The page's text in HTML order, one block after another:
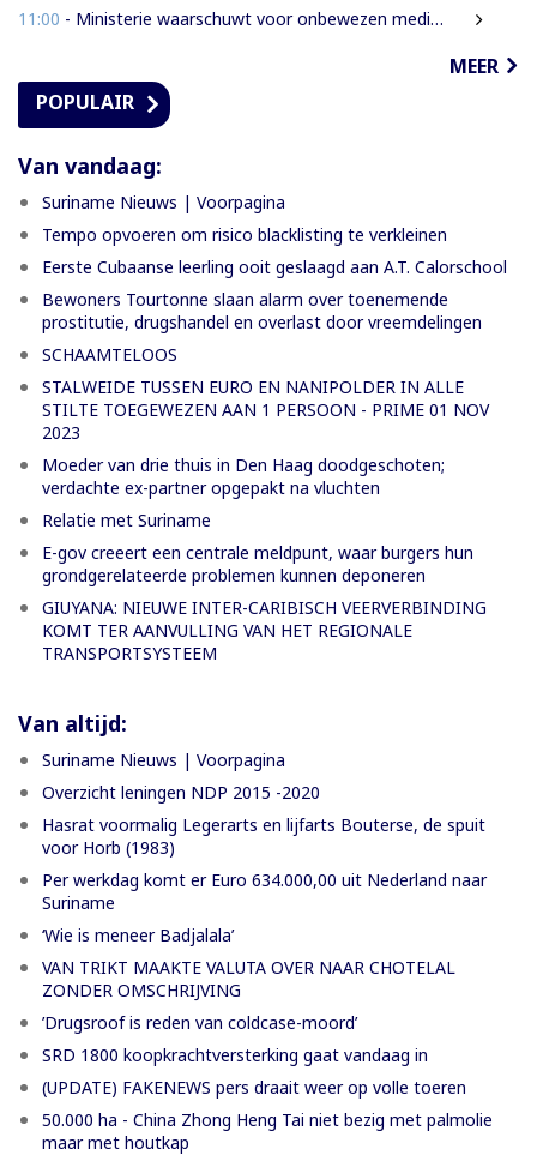
11:00 - Ministerie waarschuwt voor onbewezen medische claims via sociale media
MEER
POPULAIR
Van vandaag:
Suriname Nieuws | Voorpagina
Tempo opvoeren om risico blacklisting te verkleinen
Eerste Cubaanse leerling ooit geslaagd aan A.T. Calorschool
Bewoners Tourtonne slaan alarm over toenemende
prostitutie, drugshandel en overlast door vreemdelingen
SCHAAMTELOOS
STALWEIDE TUSSEN EURO EN NANIPOLDER IN ALLE
STILTE TOEGEWEZEN AAN 1 PERSOON - PRIME 01 NOV
2023
Moeder van drie thuis in Den Haag doodgeschoten;
verdachte ex-partner opgepakt na vluchten
Relatie met Suriname
E-gov creeert een centrale meldpunt, waar burgers hun
grondgerelateerde problemen kunnen deponeren
GIUYANA: NIEUWE INTER-CARIBISCH VEERVERBINDING
KOMT TER AANVULLING VAN HET REGIONALE
TRANSPORTSYSTEEM
Van altijd:
Suriname Nieuws | Voorpagina
Overzicht leningen NDP 2015 -2020
Hasrat voormalig Legerarts en lijfarts Bouterse, de spuit
voor Horb (1983)
Per werkdag komt er Euro 634.000,00 uit Nederland naar
Suriname
‘Wie is meneer Badjalala’
VAN TRIKT MAAKTE VALUTA OVER NAAR CHOTELAL
ZONDER OMSCHRIJVING
’Drugsroof is reden van coldcase-moord’
SRD 1800 koopkrachtversterking gaat vandaag in
(UPDATE) FAKENEWS pers draait weer op volle toeren
50.000 ha - China Zhong Heng Tai niet bezig met palmolie
maar met houtkap